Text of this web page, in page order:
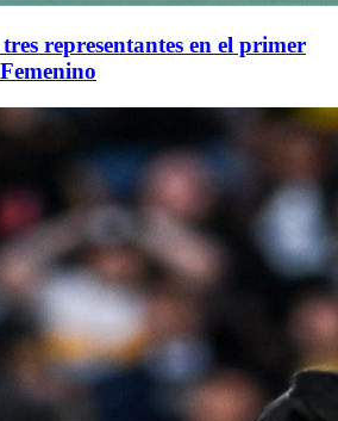
representantes en el primer